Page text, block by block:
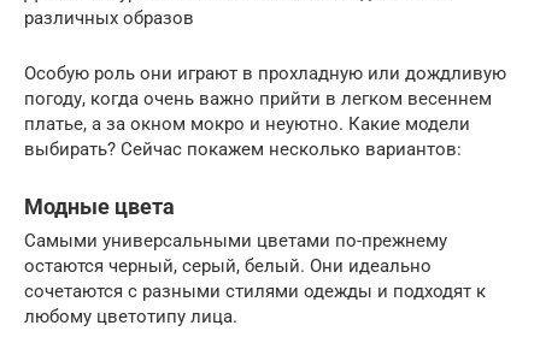
различных образов
Особую роль они играют в прохладную или дождливую
погоду, когда очень важно прийти в легком весеннем
платье, а за окном мокро и неуютно. Какие модели
выбирать? Сейчас покажем несколько вариантов:
Модные цвета
Самыми универсальными цветами по-прежнему
остаются черный, серый, белый. Они идеально
сочетаются с разными стилями одежды и подходят к
любому цветотипу лица.